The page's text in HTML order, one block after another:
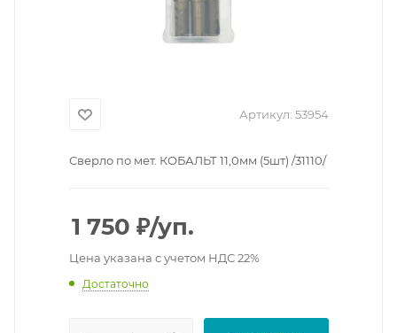
Артикул: 53954
Сверло по мет. КОБАЛЬТ 11,0мм (5шт) /31110/
1 750 ₽/уп.
Цена указана с учетом НДС 22%
Достаточно